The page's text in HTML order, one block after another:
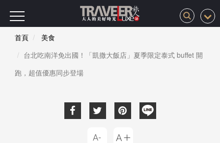
首頁
美食
台北吃南洋免出國！「凱撒大飯店」夏季限定泰式 buffet 開
跑，超值優惠同步登場